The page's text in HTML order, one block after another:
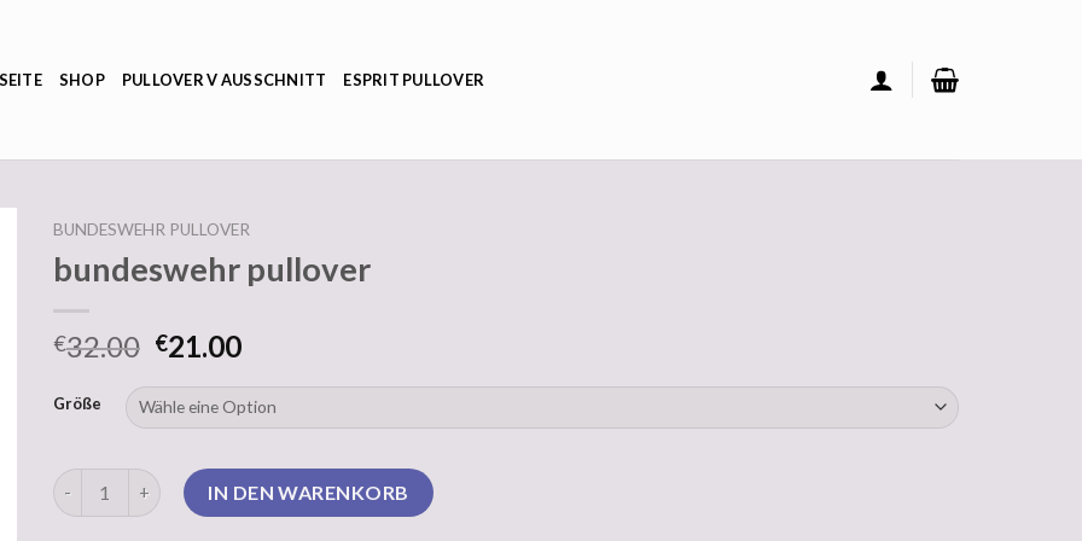
SHOP PULLOVER V AUSSCHNITT ESPRIT PULLOVER
BUNDESWEHR PULLOVER
bundeswehr pullover
€32.00 €21.00
Größe
bundeswehr pullover MengeIN DEN WARENKORB